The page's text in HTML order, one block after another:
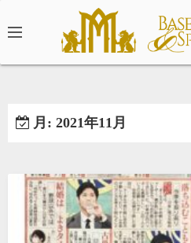
ン
ン
月: 2021年11月